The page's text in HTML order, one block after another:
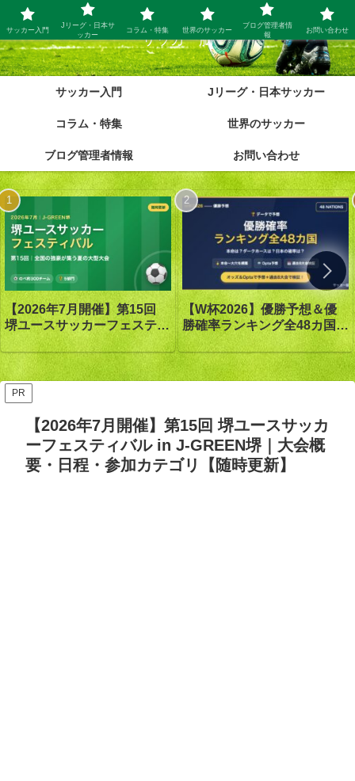
サッカー脳
サッカー入門 Jリーグ・日本サッカー
コラム・特集 世界のサッカー
ブログ管理者情報 お問い合わせ
【2026年7月開催】第15回
堺ユースサッカーフェスティ
バル in J-GREEN堺｜大会概
要・日程・参加カテゴリ【随
時更新】
【W杯2026】優勝予想＆優
勝確率ランキング全48カ国｜
優勝は1番人気スペイン｜オ
ッズ答え合わせ【Opta検
証】
PR
【2026年7月開催】第15回 堺ユースサッカ
ーフェスティバル in J-GREEN堺｜大会概
要・日程・参加カテゴリ【随時更新】
サッカー入門
Jリーグ・日本サ
ッカー
コラム・特集 世界のサッカー
ブログ管理者情
報
お問い合わせ